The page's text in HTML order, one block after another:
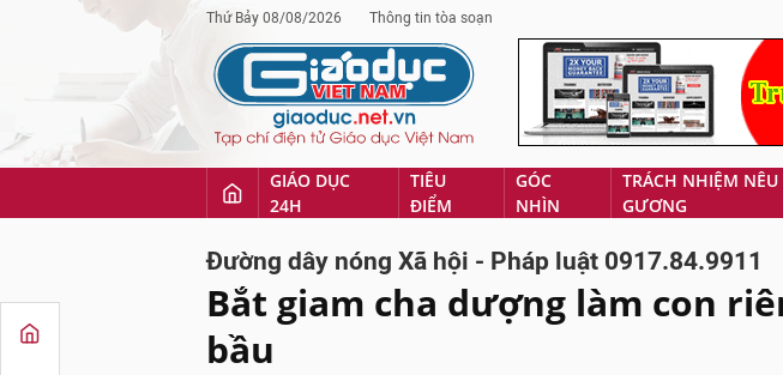
Thứ Bảy 08/08/2026 Thông tin tòa soạn
GIÁO DỤC
24H
TIÊU
ĐIỂM
GÓC
NHÌN
TRÁCH NHIỆM NÊU
GƯƠNG
Đường dây nóng Xã hội - Pháp luật 0917.84.9911
Bắt giam cha dượng làm con
bầu